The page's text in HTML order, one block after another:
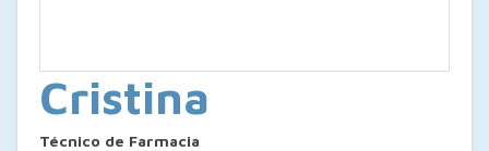
Cristina
Técnico de Farmacia